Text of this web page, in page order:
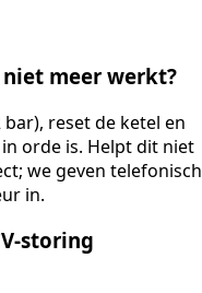
meer werkt?
reset de ketel en
orde is. Helpt dit niet
we geven telefonisch
in.
storing